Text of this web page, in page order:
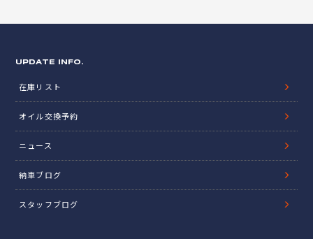
UPDATE INFO.
在庫リスト
オイル交換予約
ニュース
納車ブログ
スタッフブログ